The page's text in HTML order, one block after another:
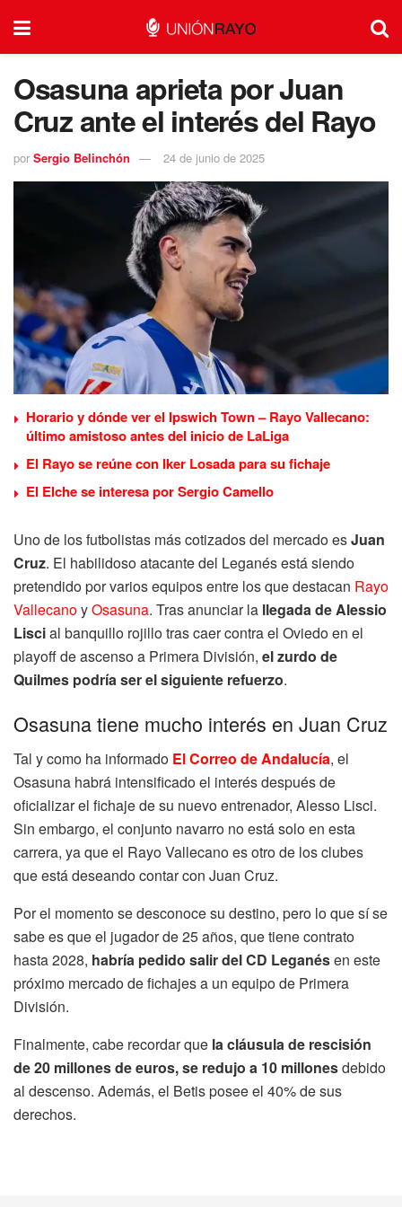
Osasuna aprieta por Juan
Cruz ante el interés del Rayo
por Sergio Belinchón 24 de junio de 2025
Horario y dónde ver el Ipswich Town – Rayo Vallecano:
último amistoso antes del inicio de LaLiga
El Rayo se reúne con Iker Losada para su fichaje
El Elche se interesa por Sergio Camello
Uno de los futbolistas más cotizados del mercado esJuan
Cruz. El habilidoso atacante del Leganés está siendo
pretendido por varios equipos entre los que destacan Rayo
VallecanoyOsasuna. Tras anunciar la llegada de Alessio
Liscial banquillo rojillo tras caer contra el Oviedo en el
playoff de ascenso a Primera División, el zurdo de
Quilmes podría ser el siguiente refuerzo.
Osasuna tiene mucho interés en Juan Cruz
Tal y como ha informado El Correo de Andalucía, el
Osasuna habrá intensificado el interés después de
oficializar el fichaje de su nuevo entrenador, Alesso Lisci.
Sin embargo, el conjunto navarro no está solo en esta
carrera, ya que el Rayo Vallecano es otro de los clubes
que está deseando contar con Juan Cruz.
Por el momento se desconoce su destino, pero lo que sí se
sabe es que el jugador de 25 años, que tiene contrato
hasta 2028, habría pedido salir del CD Leganésen este
próximo mercado de fichajes a un equipo de Primera
División.
Finalmente, cabe recordar que la cláusula de rescisión
de 20 millones de euros, se redujo a 10 millonesdebido
al descenso. Además, el Betis posee el 40% de sus
derechos.